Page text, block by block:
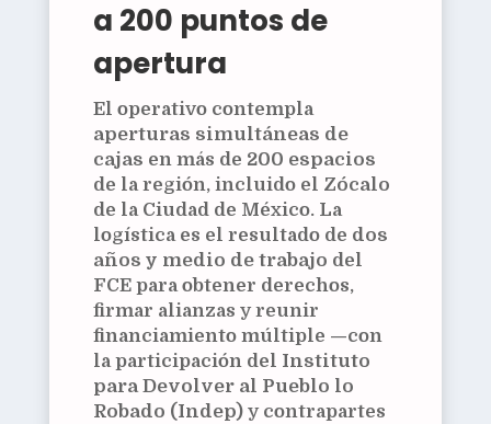
a 200 puntos de
apertura
El operativo contempla
aperturas simultáneas de
cajas en más de 200 espacios
de la región, incluido el Zócalo
de la Ciudad de México. La
logística es el resultado de dos
años y medio de trabajo del
FCE para obtener derechos,
firmar alianzas y reunir
financiamiento múltiple —con
la participación del Instituto
para Devolver al Pueblo lo
Robado (Indep)y contrapartes